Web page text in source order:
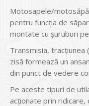
Motosapele/
pentru funcţia de
montate cu şuruburi
Transmisia, tracţiunea
zisă formează un
din punct de vedere
Pe aceste tipuri de
acţionate prin ridicare,